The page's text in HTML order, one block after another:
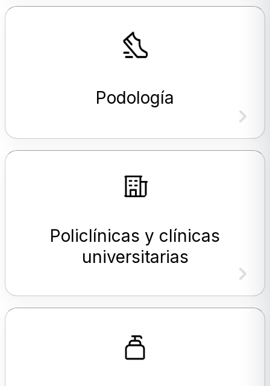
Podología
Policlínicas y clínicas
universitarias